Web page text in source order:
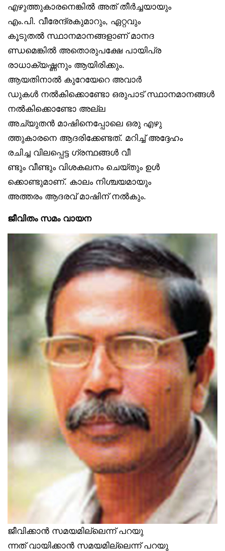
എഴുത്തുകാരനെങ്കിൽ അത് തീർച്ചയായും
എം.പി. വീരേന്ദ്രകുമാറും, ഏറ്റവും
കൂടുതൽ സ്ഥാനമാനങ്ങളാണ് മാനദ
ണ്ഡമെങ്കിൽ അതൊരുപക്ഷേ പായിപ്ര
രാധാക്യഷ്ണനും ആയിരിക്കും.
ആയതിനാൽ കുറേയേറെ അവാർ
ഡുകൾ നൽകിക്കൊണ്ടോ ഒരുപാട് സ്ഥാനമാനങ്ങൾ
നൽകിക്കൊണ്ടോ അല്ല
അച്യുതൻ മാഷിനെപ്പോലെ ഒരു എഴു
ത്തുകാരനെ ആദരിക്കേണ്ടത്. മറിച്ച് അദ്ദേഹം
രചിച്ച വിലപ്പെട്ട ഗ്രന്ഥങ്ങൾ വീ
ണ്ടും വീണ്ടും വിശകലനം ചെയ്തും ഉൾ
ക്കൊണ്ടുമാണ്. കാലം നിശ്ചയമായും
അത്തരം ആദരവ് മാഷിന് നൽകും.
ജീവിതം സമം വായന
ജീവിക്കാൻ സമയമില്ലെന്ന് പറയു
ന്നത് വായിക്കാൻ സമയമില്ലെന്ന് പറയു